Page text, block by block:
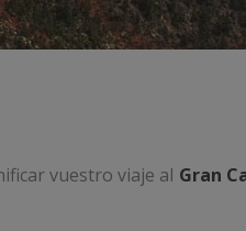
vuestro viaje al Gran